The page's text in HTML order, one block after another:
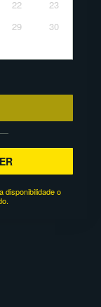
22
23
29
30
disponibilidade o